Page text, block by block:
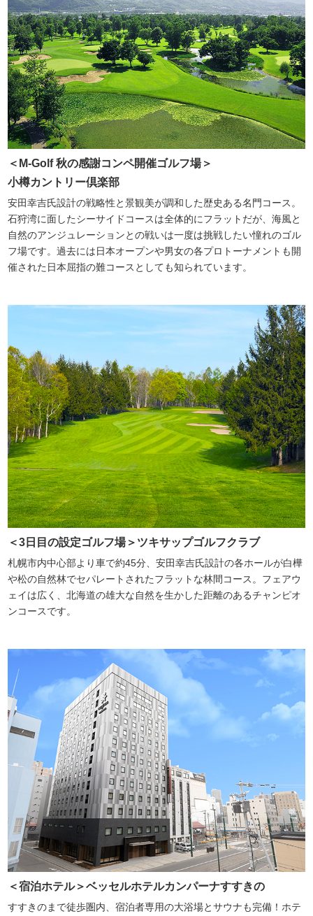
＜M-Golf 秋の感謝コンペ開催ゴルフ場＞
小樽カントリー倶楽部
安田幸吉氏設計の戦略性と景観美が調和した歴史ある名門コース。
石狩湾に面したシーサイドコースは全体的にフラットだが、海風と
自然のアンジュレーションとの戦いは一度は挑戦したい憧れのゴル
フ場です。過去には日本オープンや男女の各プロトーナメントも開
催された日本屈指の難コースとしても知られています。
＜3日目の設定ゴルフ場＞ ツキサップゴルフクラブ
札幌市内中心部より車で約45分、安田幸吉氏設計の各ホールが白樺
や松の自然林でセパレートされたフラットな林間コース。フェアウ
ェイは広く、北海道の雄大な自然を生かした距離のあるチャンピオ
ンコースです。
＜宿泊ホテル＞ベッセルホテルカンパーナすすきの
すすきのまで徒歩圏内、宿泊者専用の大浴場とサウナも完備！ホテ